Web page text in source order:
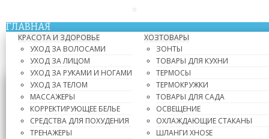
ГЛАВНАЯ
КРАСОТА И ЗДОРОВЬЕ
УХОД ЗА ВОЛОСАМИ
УХОД ЗА ЛИЦОМ
УХОД ЗА РУКАМИ И НОГАМИ
УХОД ЗА ТЕЛОМ
МАССАЖЕРЫ
КОРРЕКТИРУЮЩЕЕ БЕЛЬЕ
СРЕДСТВА ДЛЯ ПОХУДЕНИЯ
ТРЕНАЖЕРЫ
ХОЗТОВАРЫ
ЗОНТЫ
ТОВАРЫ ДЛЯ КУХНИ
ТЕРМОСЫ
ТЕРМОКРУЖКИ
ТОВАРЫ ДЛЯ САДА
ОСВЕЩЕНИЕ
ОХЛАЖДАЮЩИЕ СТАКАНЫ
ШЛАНГИ XHOSE